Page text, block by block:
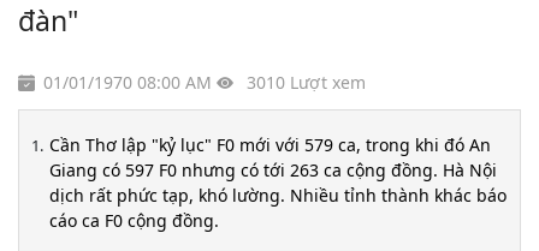
đàn"
01/01/1970 08:00 AM 3010 Lượt xem
Cần Thơ lập "kỷ lục" F0 mới với 579 ca, trong khi đó An
Giang có 597 F0 nhưng có tới 263 ca cộng đồng. Hà Nội
dịch rất phức tạp, khó lường. Nhiều tỉnh thành khác báo
cáo ca F0 cộng đồng.